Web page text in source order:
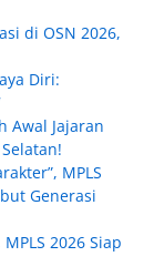
di OSN 2026,
Diri:
Awal Jajaran
MPLS
Generasi
2026 Siap